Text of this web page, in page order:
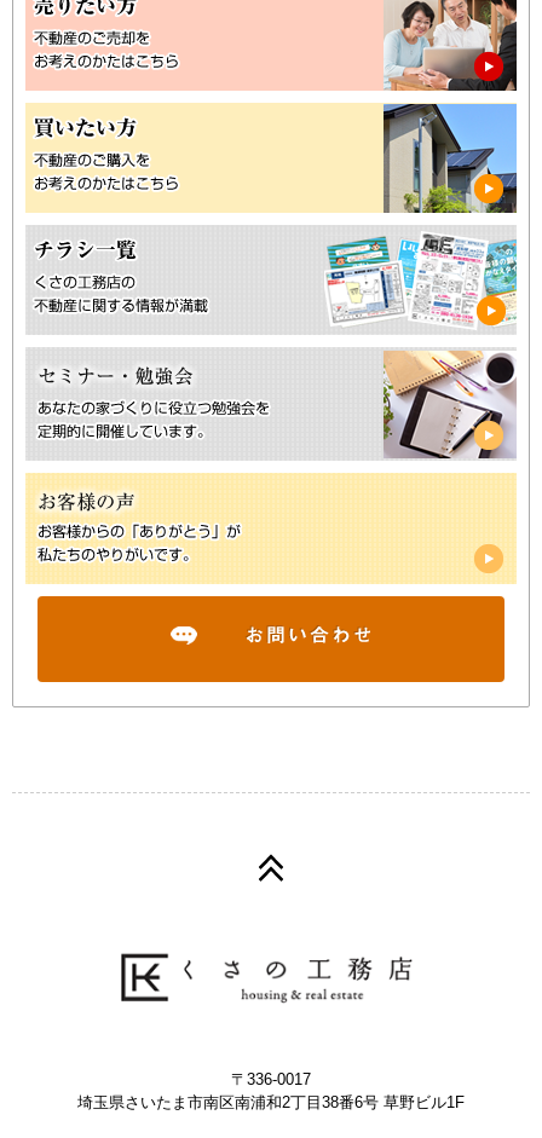
〒336-0017
埼玉県さいたま市南区南浦和2丁目38番6号 草野ビル1F